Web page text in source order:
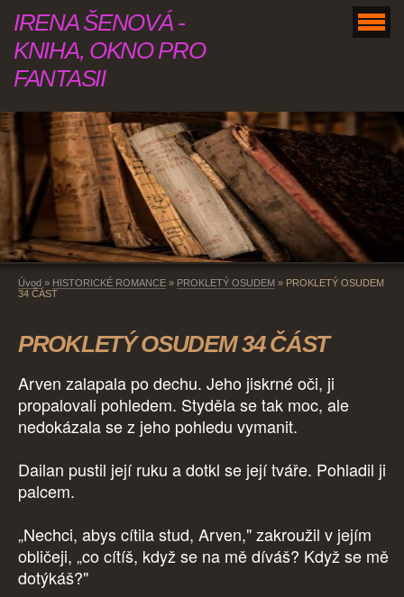
IRENA ŠENOVÁ -
KNIHA, OKNO PRO
FANTASII
Úvod » HISTORICKÉ ROMANCE » PROKLETÝ OSUDEM » PROKLETÝ OSUDEM
34 ČÁST
PROKLETÝ OSUDEM 34 ČÁST
Arven zalapala po dechu. Jeho jiskrné oči, ji
propalovali pohledem. Styděla se tak moc, ale
nedokázala se z jeho pohledu vymanit.
Dailan pustil její ruku a dotkl se její tváře. Pohladil ji
palcem.
„Nechci, abys cítila stud, Arven," zakroužil v jejím
obličeji, „co cítíš, když se na mě díváš? Když se mě
dotýkáš?"